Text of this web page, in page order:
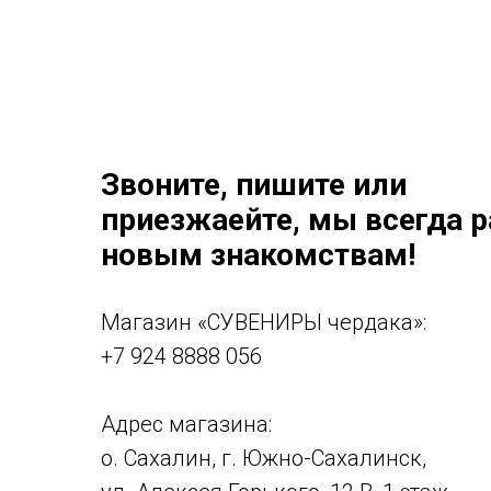
Звоните, пишите или
приезжаейте, мы всегда
новым знакомствам!
Магазин «СУВЕНИРЫ чердака»:
+7 924 8888 056
Адрес магазина:
о. Сахалин, г. Южно-Сахалинск,